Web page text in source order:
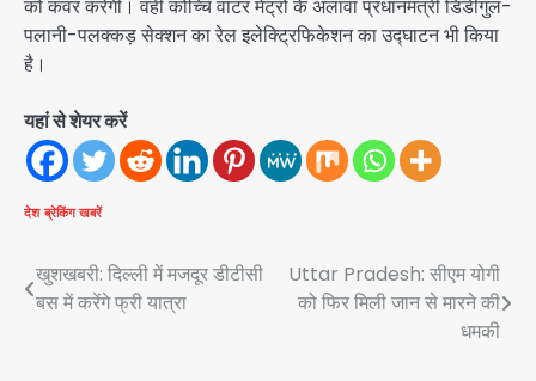
को कवर करेगी। वहीं कोच्चि वाटर मेट्रो के अलावा प्रधानमंत्री डिंडीगुल-
पलानी-पलक्कड़ सेक्शन का रेल इलेक्ट्रिफिकेशन का उद्घाटन भी किया
है।
यहां से शेयर करें
देश ब्रेकिंग खबरें
Post
navigation
खुशखबरी: दिल्ली में मजदूर डीटीसी
बस में करेंगे फ्री यात्रा
Uttar Pradesh: सीएम योगी
को फिर मिली जान से मारने की
धमकी